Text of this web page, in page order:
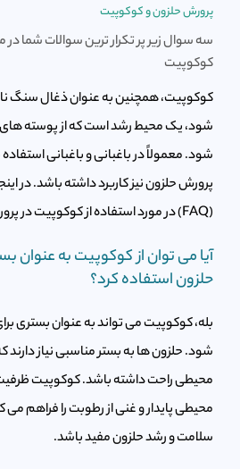
پرورش حلزون و کوکوپیت
سه سوال زیر پر تکرار ترین سوالات شما
کوکوپیت
کوکوپیت، همچنین به عنوان ذغال سنگ
شود، یک محیط رشد است که از پوسته های
شود. معمولاً در باغبانی و باغبانی
پرورش حلزون نیز کاربرد داشته باشد. در
(FAQ) در مورد استفاده از کوکوپیت در پرورش حلزون وجود دارد:
آیا می توان از کوکوپیت به عنوان
حلزون استفاده کرد؟
بله، کوکوپیت می تواند به عنوان بستری
شود. حلزون ها به بستر مناسبی نیاز دارند
محیطی راحت داشته باشد. کوکوپیت
محیطی پایدار و غنی از رطوبت را فراهم می
سلامت و رشد حلزون مفید باشد.